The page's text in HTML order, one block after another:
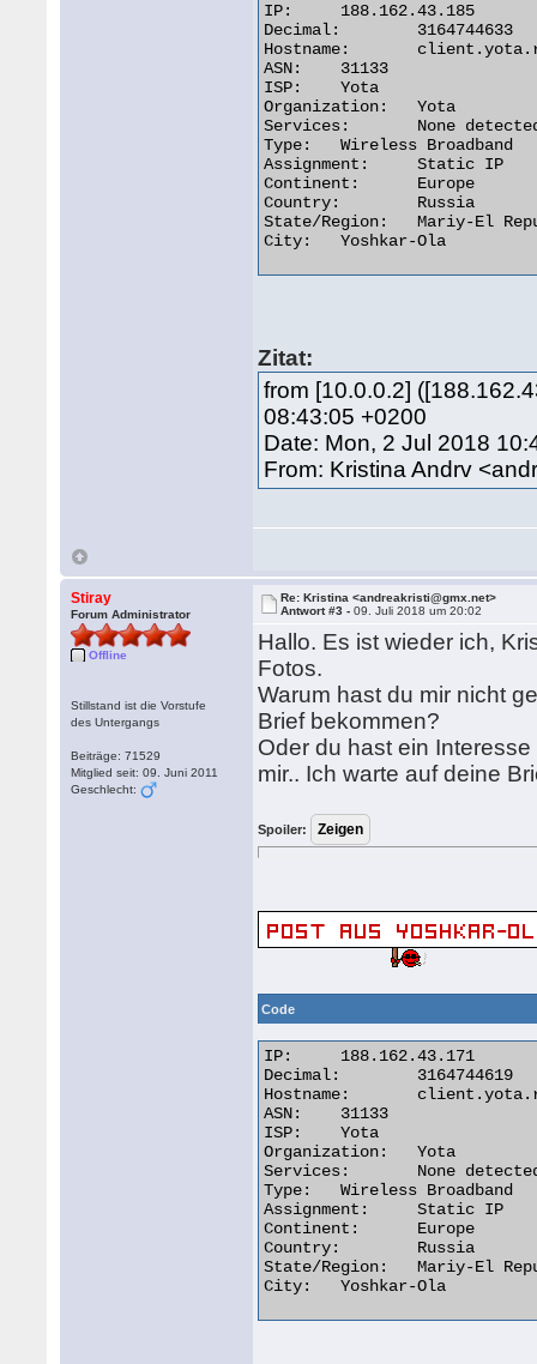
IP:	188.162.43.185
Decimal:	3164744633
Hostname:	client.yota.ru
ASN:	31133
ISP:	Yota
Organization:	Yota
Services:	None detected
Type:	Wireless Broadband
Assignment:	Static IP
Continent:	Europe
Country:	Russia
State/Region:	Mariy-El Republic
City:	Yoshkar-Ola
Zitat:
from [10.0.0.2]
08:43:05 +0200
Date: Mon, 2 Jul 2018
From: Kristina Andrv
Stiray
Forum Administrator
Offline
Stillstand ist die Vorstufe
des Untergangs
Beiträge: 71529
Mitglied seit: 09. Juni 2011
Geschlecht:
Re: Kristina <andreakristi@gmx.net>
Antwort #3 -09. Juli 2018 um 20:02
Hallo. Es ist wieder ich,
Fotos.
Warum hast du mir nicht
Brief bekommen?
Oder du hast ein
mir.. Ich warte auf deine
Spoiler:
Code
IP:	188.162.43.171
Decimal:	3164744619
Hostname:	client.yota.ru
ASN:	31133
ISP:	Yota
Organization:	Yota
Services:	None detected
Type:	Wireless Broadband
Assignment:	Static IP
Continent:	Europe
Country:	Russia
State/Region:	Mariy-El Republic
City:	Yoshkar-Ola